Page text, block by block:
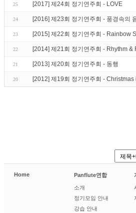
25 [2017] 제24회 정기연주회 - LOVE
24 [2016] 제23회 정기연주회 - 풍경속의
23 [2015] 제22회 정기연주회 - Rainbow
22 [2014] 제21회 정기연주회 - Rhythm &
21 [2013] 제20회 정기연주회 - 동행
20 [2012] 제19회 정기연주회 - Christmas
Home Panflute연합
소개
정기모임 안내
강습 안내